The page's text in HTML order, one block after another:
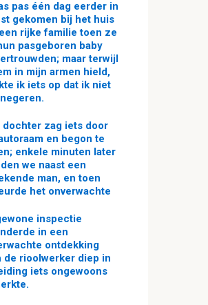
pas één dag eerder in
gekomen bij het huis
rijke familie toen ze
pasgeboren baby
maar terwijl
in mijn armen hield,
ik iets op dat ik niet
dochter zag iets door
en begon te
enkele minuten later
we naast een
man, en toen
het onverwachte
inspectie
in een
ontdekking
de rioolwerker diep in
iets ongewoons